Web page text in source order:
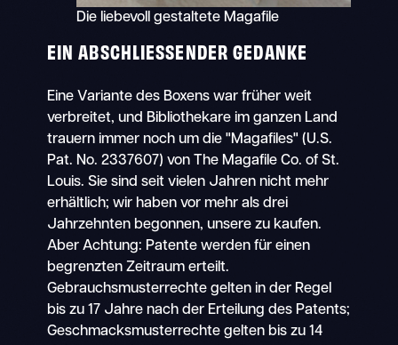
Die liebevoll gestaltete Magafile
EIN ABSCHLIESSENDER GEDANKE
Eine Variante des Boxens war früher weit
verbreitet, und Bibliothekare im ganzen Land
trauern immer noch um die "Magafiles" (U.S.
Pat. No. 2337607) von The Magafile Co. of St.
Louis. Sie sind seit vielen Jahren nicht mehr
erhältlich; wir haben vor mehr als drei
Jahrzehnten begonnen, unsere zu kaufen.
Aber Achtung: Patente werden für einen
begrenzten Zeitraum erteilt.
Gebrauchsmusterrechte gelten in der Regel
bis zu 17 Jahre nach der Erteilung des Patents;
Geschmacksmusterrechte gelten bis zu 14